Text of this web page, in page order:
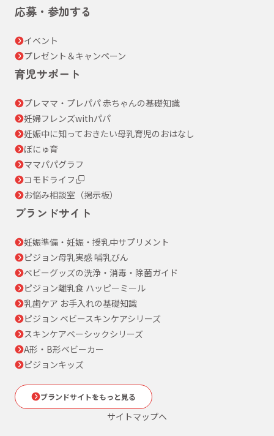
応募・参加する
イベント
プレゼント＆キャンペーン
育児サポート
プレママ・プレパパ 赤ちゃんの基礎知識
妊婦フレンズwithパパ
妊娠中に知っておきたい母乳育児のおはなし
ぼにゅ育
ママパパグラフ
コモドライフ
お悩み相談室（掲示板）
ブランドサイト
妊娠準備・妊娠・授乳中サプリメント
ピジョン母乳実感 哺乳びん
ベビーグッズの洗浄・消毒・除菌ガイド
ピジョン離乳食 ハッピーミール
乳歯ケア お手入れの基礎知識
ピジョン ベビースキンケアシリーズ
スキンケアベーシックシリーズ
A形・B形ベビーカー
ピジョンキッズ
ブランドサイトをもっと見る
サイトマップへ